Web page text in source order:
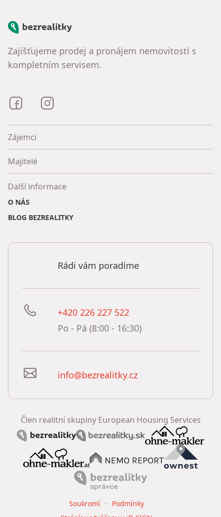
Bezrealitky
Zajišťujeme prodej a pronájem nemovitostí s
kompletním servisem.
Bezrealitky na Facebooku
Zájemci
Majitelé
Další informace
O NÁS
BLOG BEZREALITKY
Rádi vám poradíme
+420 226 227 522
Po - Pá (8:00 - 16:30)
info@bezrealitky.cz
Člen realitní skupiny European Housing Services
Soukromí
Podmínky